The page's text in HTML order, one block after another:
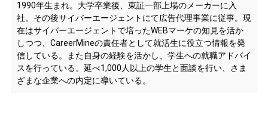
1990年生まれ。大学卒業後、東証一部上場のメーカーに入
社。その後サイバーエージェントにて広告代理事業に従事。現
在はサイバーエージェントで培ったWEBマーケの知見を活か
しつつ、CareerMineの責任者として就活生に役立つ情報を発
信している。また自身の経験を活かし、学生への就職アドバイ
スを行っている。延べ1,000人以上の学生と面談を行い、さま
ざまな企業への内定に導いている。